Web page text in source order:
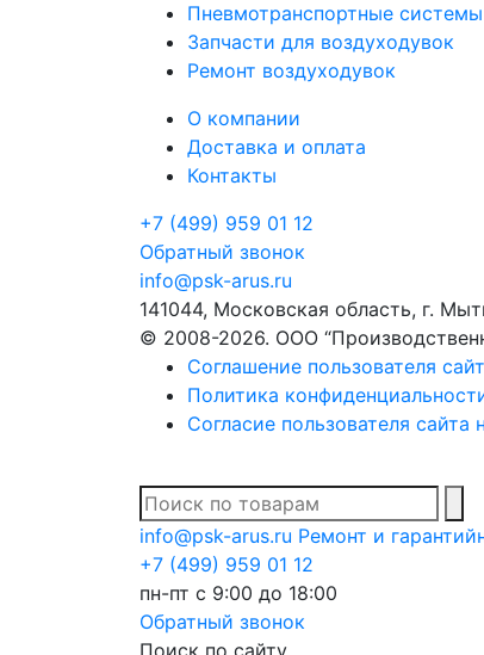
Пневмотранспортные системы
Запчасти для воздуходувок
Ремонт воздуходувок
О компании
Доставка и оплата
Контакты
+7 (499) 959 01 12
Обратный звонок
info@psk-arus.ru
141044, Московская область, г.
© 2008-2026. ООО
Соглашение пользователя
Политика
Согласие пользователя
info@psk-arus.ru Ремонт и
+7 (499) 959 01 12
пн-пт с 9:00 до 18:00
Обратный звонок
Поиск по сайту